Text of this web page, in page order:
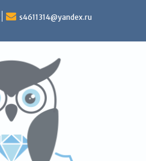
s4611314@yandex.ru